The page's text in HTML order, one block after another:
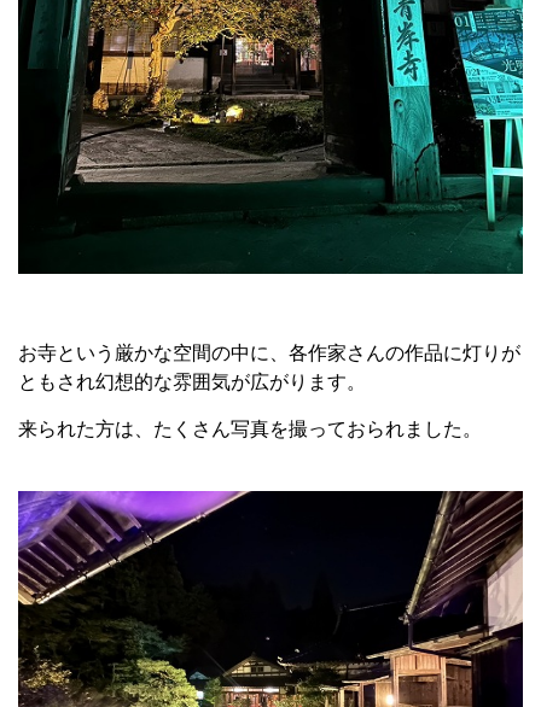
お寺という厳かな空間の中に、各作家さんの作品に灯りが
ともされ幻想的な雰囲気が広がります。
来られた方は、たくさん写真を撮っておられました。